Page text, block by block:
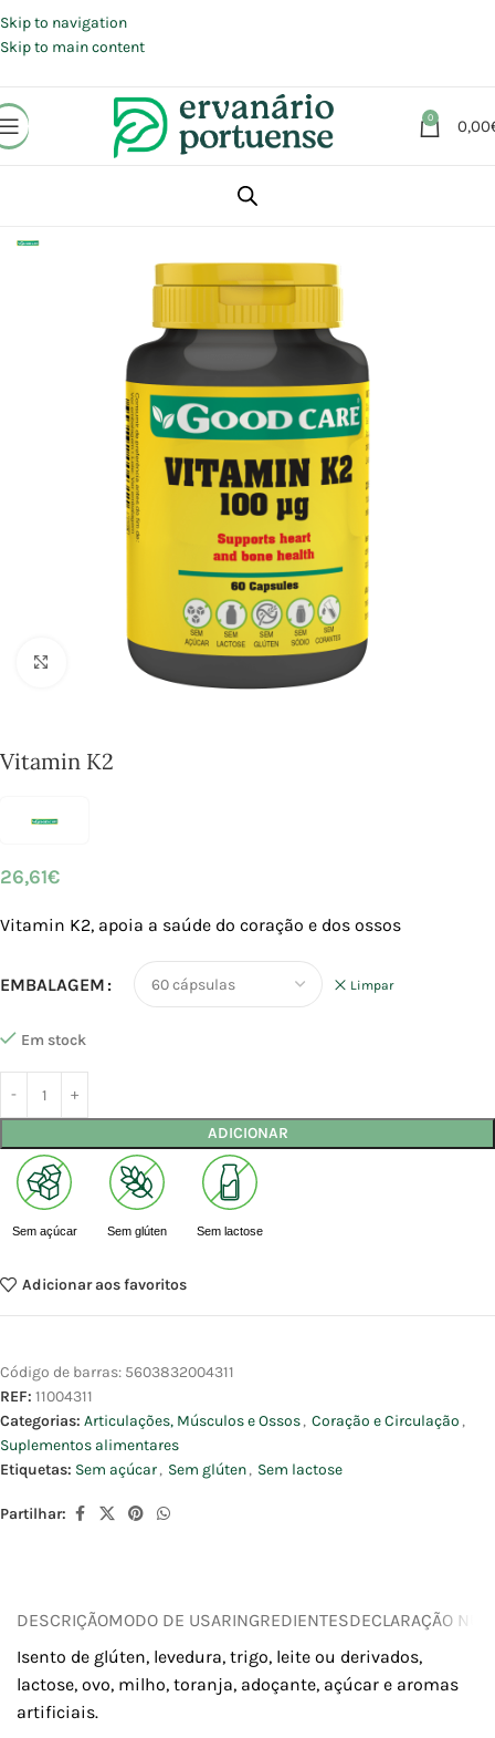
Skip to navigation
Skip to main content
0 0,00
Suplementos alimentares
Click to enlarge
Vitamin K2
26,61€
Vitamin K2, apoia a saúde do coração e dos ossos
EMBALAGEM Limpar
Em stock
ADICIONAR
Sem açúcar Sem glúten Sem lactose
Adicionar aos favoritos
Código de barras: 5603832004311
REF: 11004311
Categorias: Articulações, Músculos e Ossos, Coração e Circulação ,
Suplementos alimentares
Etiquetas: Sem açúcar, Sem glúten, Sem lactose
Partilhar:
DESCRIÇÃOMODO DE USARINGREDIENTESDECLARAÇÃO
Isento de glúten, levedura, trigo, leite ou derivados,
lactose, ovo, milho, toranja, adoçante, açúcar e aromas
artificiais.